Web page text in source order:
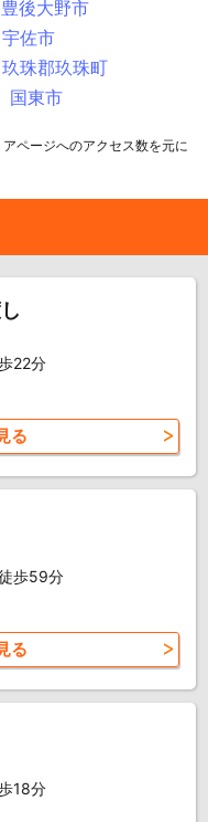
豊後大野市
宇佐市
玖珠郡玖珠町
国東市
ページへのアクセス数を元に
22分
る
歩59分
る
18分